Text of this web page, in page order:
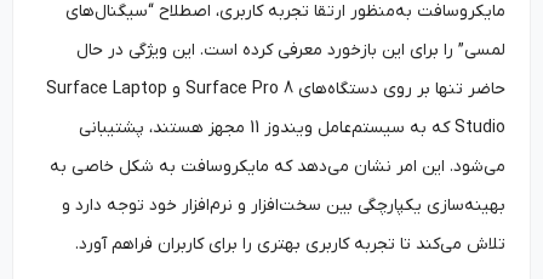
مایکروسافت به‌منظور ارتقا تجربه کاربری، اصطلاح “سیگنال‌های
لمسی” را برای این بازخورد معرفی کرده است. این ویژگی در حال
حاضر تنها بر روی دستگاه‌های Surface Pro 8 و Surface Laptop
Studio که به سیستم‌عامل ویندوز 11 مجهز هستند، پشتیبانی
می‌شود. این امر نشان می‌دهد که مایکروسافت به ‌‌شکل خاصی به
بهینه‌سازی یکپارچگی بین سخت‌افزار و نرم‌افزار خود توجه دارد و
تلاش می‌کند تا تجربه کاربری بهتری را برای کاربران فراهم آورد.